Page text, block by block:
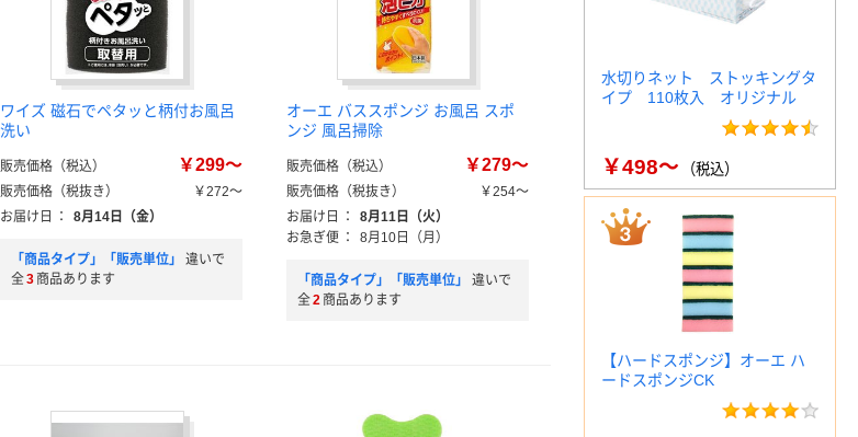
ワイズ 磁石でペタッと柄付お風呂
洗い
販売価格（税込） ￥299～
販売価格（税抜き）
￥272～
お届け日
： 8月14日（金）
「商品タイプ」「販売単位」
違いで
全3 商品あります
オーエ バススポンジ お風呂 スポ
ンジ 風呂掃除
販売価格（税込） ￥279～
販売価格（税抜き）
￥254～
お届け日
：
8月11日（火）
お急ぎ便 ： 8月10日（月）
「商品タイプ」「販売単位」
違いで
全2 商品あります
水切りネット ストッキングタ
イプ 110枚入 オリジナル
￥498～ （税込）
【ハードスポンジ】オーエ ハ
ードスポンジCK